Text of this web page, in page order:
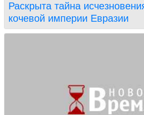
Раскрыта тайна
кочевой империи Евразии